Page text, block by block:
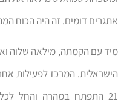
אתגרים דומים. זה היה הכוח
מיד עם הקמתה, מילאה שלוה
21 התפתח במהרה והחל